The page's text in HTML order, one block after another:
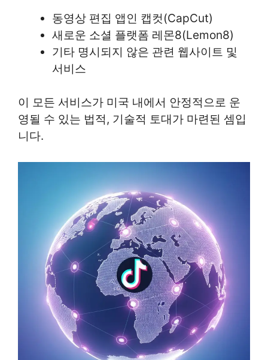
동영상 편집 앱인 캡컷(CapCut)
새로운 소셜 플랫폼 레몬8(Lemon8)
기타 명시되지 않은 관련 웹사이트 및
서비스
이 모든 서비스가 미국 내에서 안정적으로 운
영될 수 있는 법적, 기술적 토대가 마련된 셈입
니다.